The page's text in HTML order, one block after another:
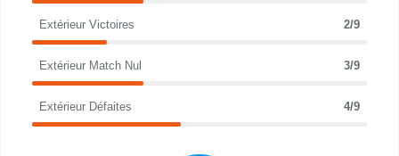
Extérieur Victoires 2/9
Extérieur Match Nul 3/9
Extérieur Défaites 4/9